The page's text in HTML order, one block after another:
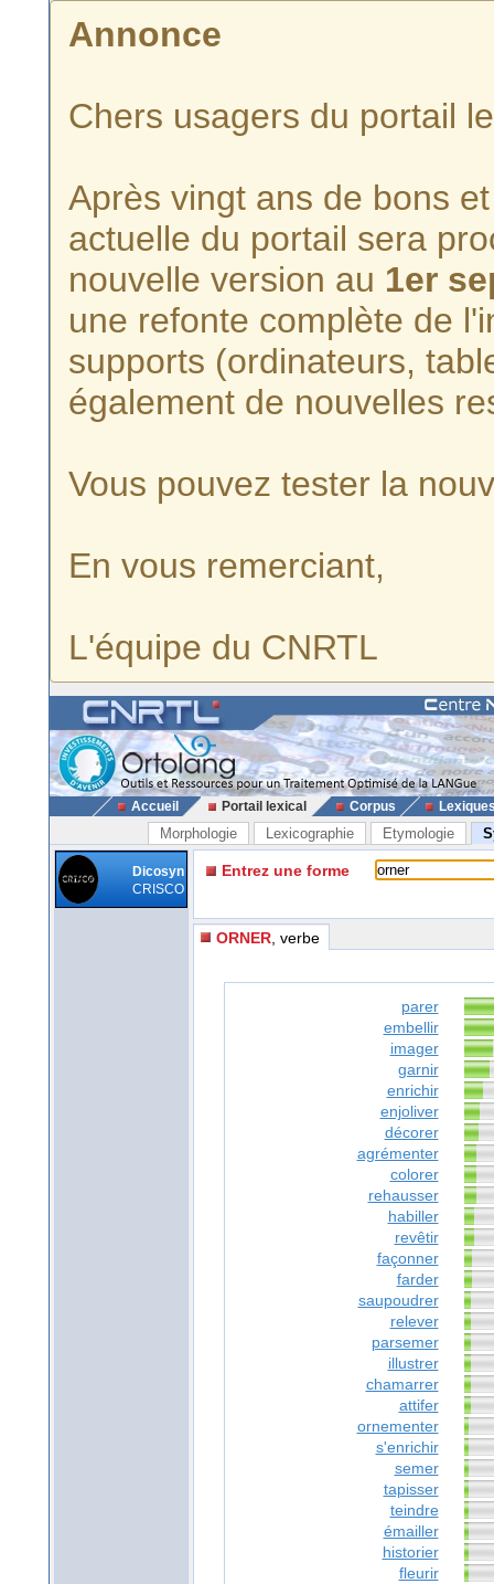
Annonce
Chers usagers du portail
Après vingt ans de bons
actuelle du portail sera
nouvelle version au 1er
une refonte complète de
supports (ordinateurs,
également de nouvelles
Vous pouvez tester la
En vous remerciant,
L'équipe du CNRTL
Accueil Portail lexical Corpus
Morphologie Lexicographie Etymologie
Dicosyn
CRISCO
Entrez une forme
ORNER , verbe
parer
embellir
imager
garnir
enrichir
enjoliver
décorer
agrémenter
colorer
rehausser
habiller
revêtir
façonner
farder
saupoudrer
relever
parsemer
illustrer
chamarrer
attifer
ornementer
s'enrichir
semer
tapisser
teindre
émailler
historier
fleurir